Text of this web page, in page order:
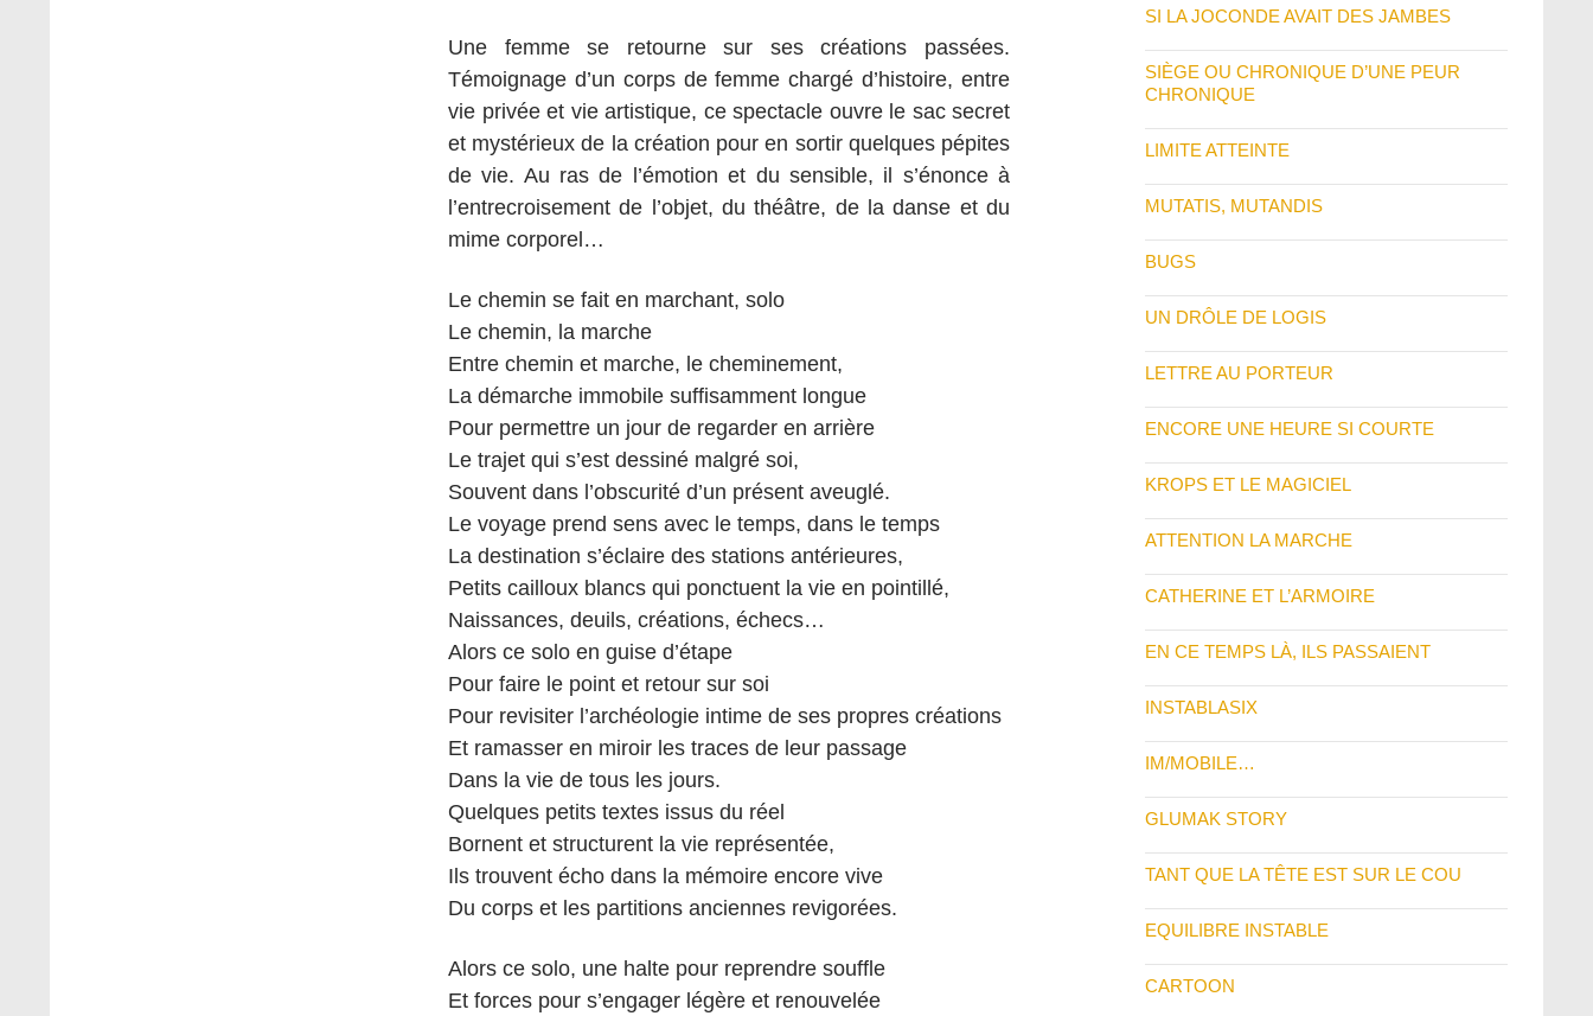
Une femme se retourne sur ses créations passées.
Témoignage d’un corps de femme chargé d’histoire, entre
vie privée et vie artistique, ce spectacle ouvre le sac secret
et mystérieux de la création pour en sortir quelques pépites
de vie. Au ras de l’émotion et du sensible, il s’énonce à
l’entrecroisement de l’objet, du théâtre, de la danse et du
mime corporel…
Le chemin se fait en marchant, solo
Le chemin, la marche
Entre chemin et marche, le cheminement,
La démarche immobile suffisamment longue
Pour permettre un jour de regarder en arrière
Le trajet qui s’est dessiné malgré soi,
Souvent dans l’obscurité d’un présent aveuglé.
Le voyage prend sens avec le temps, dans le temps
La destination s’éclaire des stations antérieures,
Petits cailloux blancs qui ponctuent la vie en pointillé,
Naissances, deuils, créations, échecs…
Alors ce solo en guise d’étape
Pour faire le point et retour sur soi
Pour revisiter l’archéologie intime de ses propres créations
Et ramasser en miroir les traces de leur passage
Dans la vie de tous les jours.
Quelques petits textes issus du réel
Bornent et structurent la vie représentée,
Ils trouvent écho dans la mémoire encore vive
Du corps et les partitions anciennes revigorées.
Alors ce solo, une halte pour reprendre souffle
Et forces pour s’engager légère et renouvelée
SI LA JOCONDE AVAIT DES JAMBES
SIÈGE OU CHRONIQUE D’UNE PEUR
CHRONIQUE
LIMITE ATTEINTE
MUTATIS, MUTANDIS
BUGS
UN DRÔLE DE LOGIS
LETTRE AU PORTEUR
ENCORE UNE HEURE SI COURTE
KROPS ET LE MAGICIEL
ATTENTION LA MARCHE
CATHERINE ET L’ARMOIRE
EN CE TEMPS LÀ, ILS PASSAIENT
INSTABLASIX
IM/MOBILE…
GLUMAK STORY
TANT QUE LA TÊTE EST SUR LE COU
EQUILIBRE INSTABLE
CARTOON